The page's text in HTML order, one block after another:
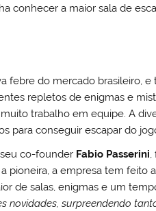
conhecer a maior sala de
febre do mercado brasileiro,
repletos de enigmas e
trabalho em equipe. A
para conseguir escapar do
co-founder Fabio Passerini,
pioneira, a empresa tem feito
de salas, enigmas e um
novidades, surpreendendo